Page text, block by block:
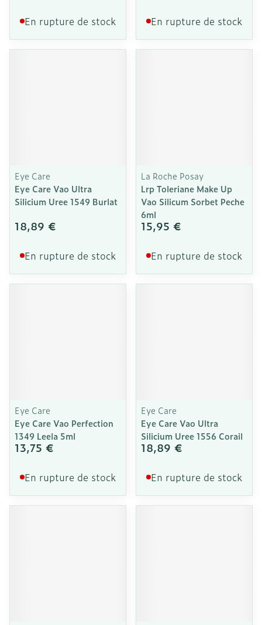
En rupture de stock En rupture de stock
Eye Care
Eye Care Vao Ultra
Silicium Uree 1549 Burlat
18,89 €
En rupture de stock
La Roche Posay
Lrp Toleriane Make Up
Vao Silicum Sorbet Peche
6ml
15,95 €
En rupture de stock
Eye Care
Eye Care Vao Perfection
1349 Leela 5ml
13,75 €
En rupture de stock
Eye Care
Eye Care Vao Ultra
Silicium Uree 1556 Corail
18,89 €
En rupture de stock